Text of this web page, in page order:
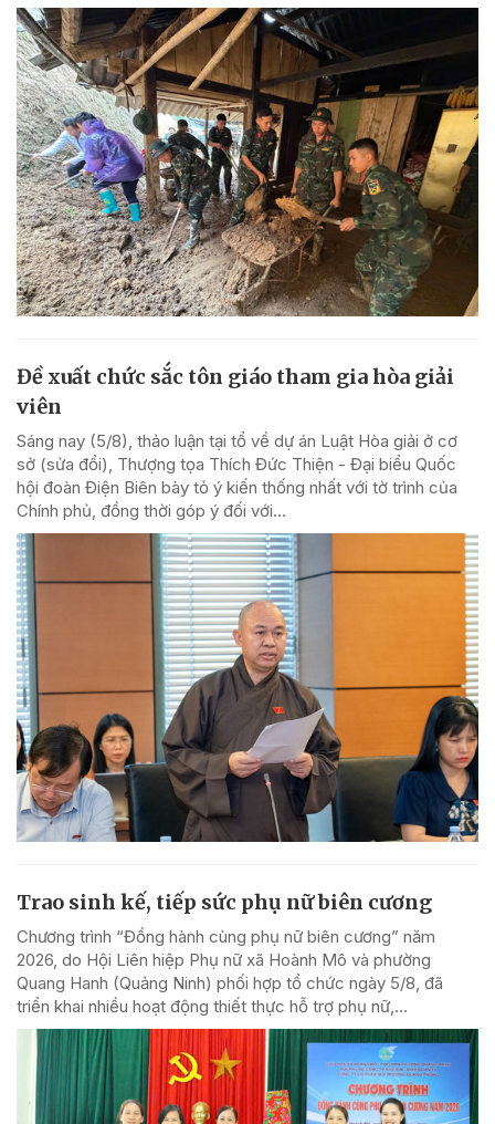
Đề xuất chức sắc tôn giáo tham gia hòa giải
viên
Sáng nay (5/8), thảo luận tại tổ về dự án Luật Hòa giải ở cơ
sở (sửa đổi), Thượng tọa Thích Đức Thiện - Đại biểu Quốc
hội đoàn Điện Biên bày tỏ ý kiến thống nhất với tờ trình của
Chính phủ, đồng thời góp ý đối với...
Trao sinh kế, tiếp sức phụ nữ biên cương
Chương trình “Đồng hành cùng phụ nữ biên cương” năm
2026, do Hội Liên hiệp Phụ nữ xã Hoành Mô và phường
Quang Hanh (Quảng Ninh) phối hợp tổ chức ngày 5/8, đã
triển khai nhiều hoạt động thiết thực hỗ trợ phụ nữ,...